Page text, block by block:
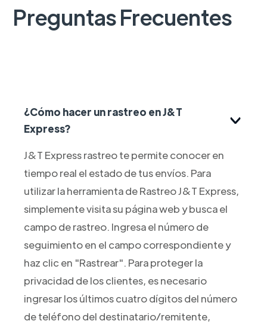
Preguntas Frecuentes
¿Cómo hacer un rastreo en J&T
Express?
J&T Express rastreo te permite conocer en
tiempo real el estado de tus envíos. Para
utilizar la herramienta de Rastreo J&T Express,
simplemente visita su página web y busca el
campo de rastreo. Ingresa el número de
seguimiento en el campo correspondiente y
haz clic en "Rastrear". Para proteger la
privacidad de los clientes, es necesario
ingresar los últimos cuatro dígitos del número
de teléfono del destinatario/remitente,